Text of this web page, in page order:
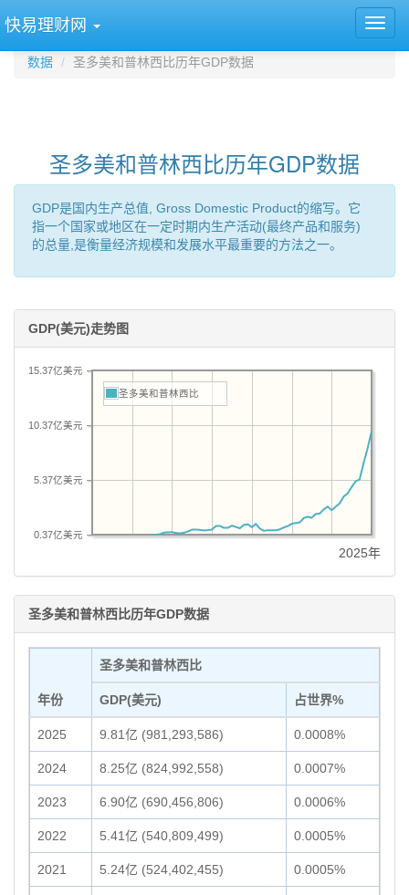
快易理财网
数据 圣多美和普林西比历年GDP数据
圣多美和普林西比历年GDP数据
GDP是国内生产总值, Gross Domestic Product的缩写。它
指一个国家或地区在一定时期内生产活动(最终产品和服务)
的总量,是衡量经济规模和发展水平最重要的方法之一。
GDP(美元)走势图
0.37亿美元
5.37亿美元
10.37亿美元
15.37亿美元
圣多美和普林西比
2025年
圣多美和普林西比历年GDP数据
年份
圣多美和普林西比
GDP(美元) 占世界%
2025 9.81亿 (981,293,586) 0.0008%
2024 8.25亿 (824,992,558) 0.0007%
2023 6.90亿 (690,456,806) 0.0006%
2022 5.41亿 (540,809,499) 0.0005%
2021 5.24亿 (524,402,455) 0.0005%